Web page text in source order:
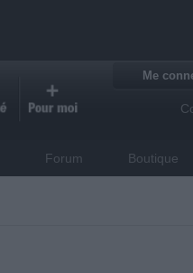
Me
Forum Boutique